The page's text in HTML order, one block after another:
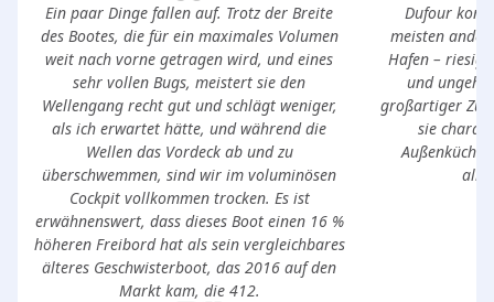
Ein paar Dinge fallen auf. Trotz der Breite
des Bootes, die für ein maximales Volumen
weit nach vorne getragen wird, und eines
sehr vollen Bugs, meistert sie den
Wellengang recht gut und schlägt weniger,
als ich erwartet hätte, und während die
Wellen das Vordeck ab und zu
überschwemmen, sind wir im voluminösen
Cockpit vollkommen trocken. Es ist
erwähnenswert, dass dieses Boot einen 16 %
höheren Freibord hat als sein vergleichbares
älteres Geschwisterboot, das 2016 auf den
Markt kam, die 412.
Dufour
meisten
Hafen –
und
großartiger
sie
Außenküche